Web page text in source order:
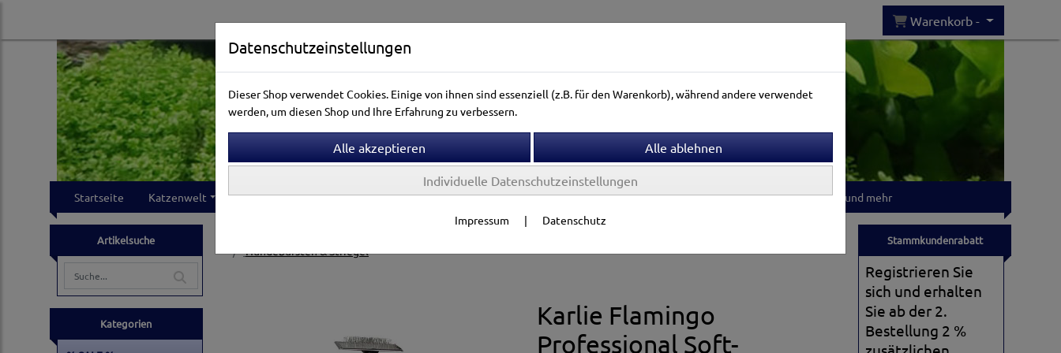
Warenkorb -
Startseite Katzenwelt Hundewelt Kleintierwelt Vogelwelt Aquarienwelt Terrarienwelt Gartenwelt T-shirts und mehr
Artikelsuche
Kategorien
Fellpflege
Hundebürsten & Striegel
Karlie Flamingo
Professional Soft-
Stammkundenrabatt
Registrieren Sie
sich und erhalten
Sie ab der 2.
Bestellung 2 %
Datenschutzeinstellungen
Dieser Shop verwendet Cookies. Einige von ihnen sind essenziell (z.B. für den Warenkorb), während andere verwendet
werden, um diesen Shop und Ihre Erfahrung zu verbessern.
Individuelle Datenschutzeinstellungen
Impressum | Datenschutz